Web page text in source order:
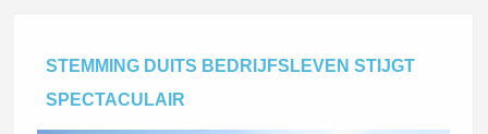
STEMMING DUITS BEDRIJFSLEVEN STIJGT
SPECTACULAIR